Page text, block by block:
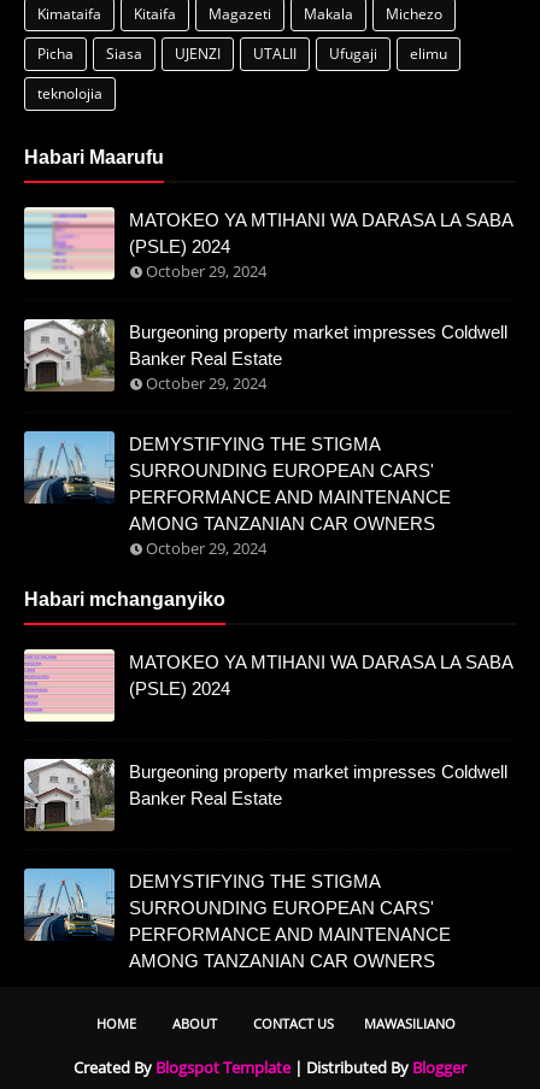
Kimataifa
Kitaifa Magazeti Makala
Michezo
Picha
Siasa UJENZI UTALII Ufugaji
elimu
teknolojia
Habari Maarufu
MATOKEO YA MTIHANI WA DARASA LA SABA
(PSLE) 2024
October 29, 2024
Burgeoning property market impresses Coldwell
Banker Real Estate
October 29, 2024
DEMYSTIFYING THE STIGMA
SURROUNDING EUROPEAN CARS'
PERFORMANCE AND MAINTENANCE
AMONG TANZANIAN CAR OWNERS
October 29, 2024
Habari mchanganyiko
MATOKEO YA MTIHANI WA DARASA LA SABA
(PSLE) 2024
Burgeoning property market impresses Coldwell
Banker Real Estate
DEMYSTIFYING THE STIGMA
SURROUNDING EUROPEAN CARS'
PERFORMANCE AND MAINTENANCE
AMONG TANZANIAN CAR OWNERS
HOME ABOUT CONTACT US MAWASILIANO
Created By Blogspot Template| Distributed By Blogger